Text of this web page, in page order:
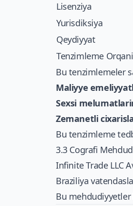
Lisenziya
Yurisdiksiya
Qeydiyyat
Tenzimleme Orqani
Bu tenzimlemeler
Maliyye
Sexsi
Zemanetli
Bu tenzimleme
3.3 Cografi
Infinite Trade LLC
Braziliya
Bu